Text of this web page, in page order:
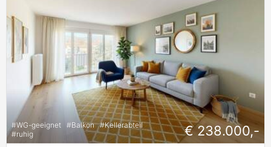
#WG-geeignet #Balkon #Kellerabteil
#ruhig € 238.000,-